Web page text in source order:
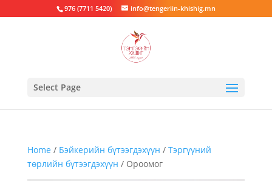
976 (7711 5420) info@tengeriin-khishig.mn
Select Page
Home / Бэйкерийн бүтээгдэхүүн / Тэргүүний
төрлийн бүтээгдэхүүн / Ороомог